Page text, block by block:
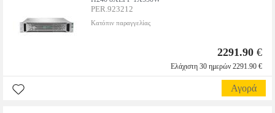
PER.923212
Κατόπιν παραγγελίας
2291.90 €
Ελάχιστη 30 ημερών 2291.90 €
Αγορά